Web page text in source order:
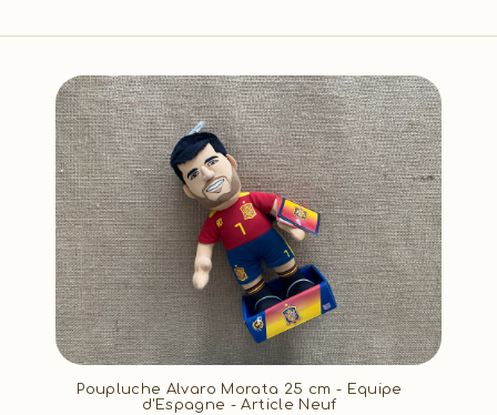
Poupluche Alvaro Morata 25 cm - Equipe
d'Espagne - Article Neuf